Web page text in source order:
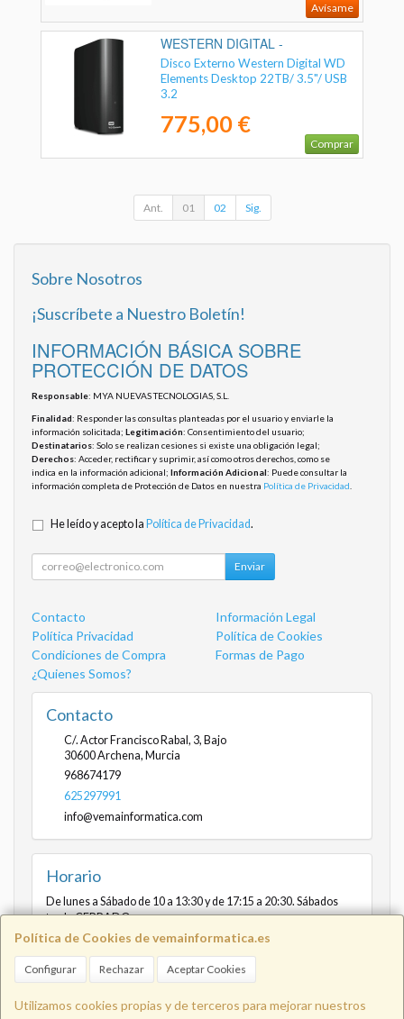
Avísame
WESTERN DIGITAL -
WDBWLG0220HBK-EESN
Disco Externo Western Digital WD
Elements Desktop 22TB/ 3.5"/ USB
3.2
775,00 €
Comprar
Ant. 01 02 Sig.
Política de Cookies de vemainformatica.es
Configurar Rechazar Aceptar Cookies
Utilizamos cookies propias y de terceros para mejorar nuestros
Sobre Nosotros
¡Suscríbete a Nuestro Boletín!
INFORMACIÓN BÁSICA SOBRE
PROTECCIÓN DE DATOS
Responsable: MYA NUEVAS TECNOLOGIAS, S.L.
Finalidad: Responder las consultas planteadas por el usuario y enviarle la
información solicitada; Legitimación: Consentimiento del usuario;
Destinatarios: Solo se realizan cesiones si existe una obligación legal;
Derechos: Acceder, rectificar y suprimir, así como otros derechos, como se
indica en la información adicional; Información Adicional: Puede consultar la
información completa de Protección de Datos en nuestra Política de Privacidad
He leído y acepto la Política de Privacidad.
Enviar
Contacto
Información Legal
Política Privacidad
Política de Cookies
Condiciones de Compra
Formas de Pago
¿Quienes Somos?
Contacto
C/. Actor Francisco Rabal, 3, Bajo
30600Archena, Murcia
968674179
625297991
info@vemainformatica.com
Horario
De lunes a Sábado de 10 a 13:30 y de 17:15 a 20:30. Sábados
tarde CERRADO
Info@vemainformatica.com 625